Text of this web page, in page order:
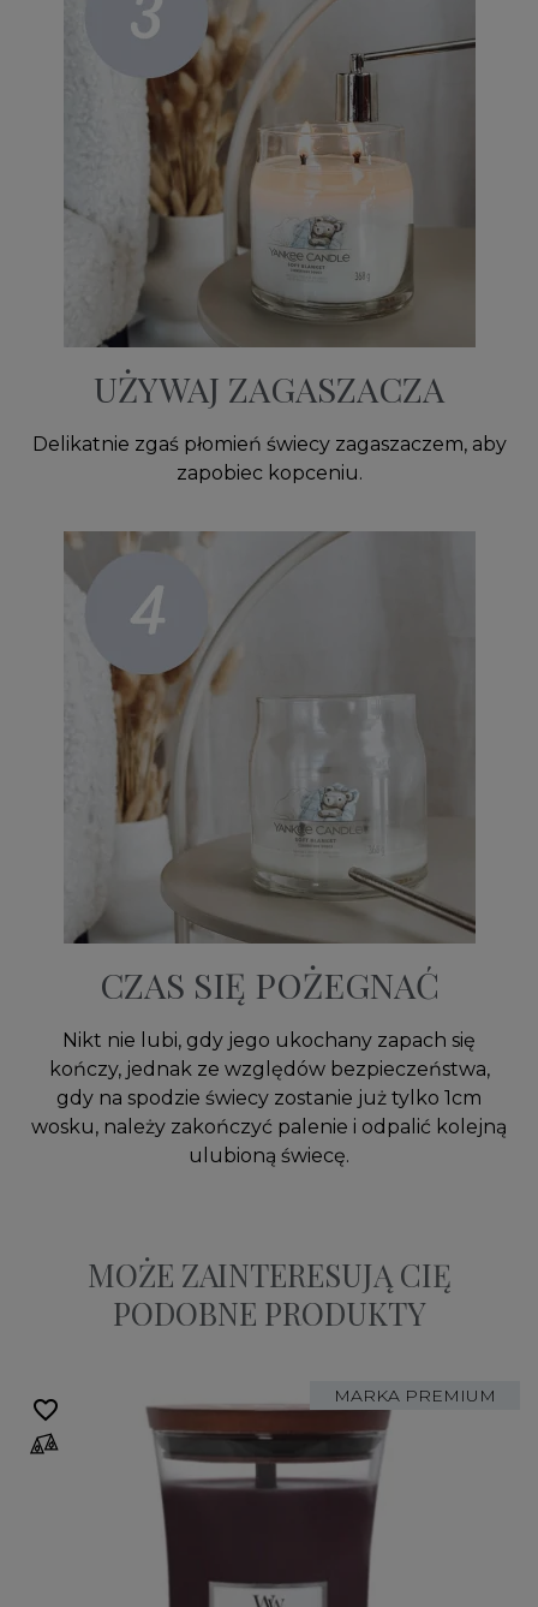
UŻYWAJ ZAGASZACZA
Delikatnie zgaś płomień świecy zagaszaczem, aby
zapobiec kopceniu.
CZAS SIĘ POŻEGNAĆ
Nikt nie lubi, gdy jego ukochany zapach się
kończy, jednak ze względów bezpieczeństwa,
gdy na spodzie świecy zostanie już tylko 1cm
wosku, należy zakończyć palenie i odpalić kolejną
ulubioną świecę.
MOŻE ZAINTERESUJĄ CIĘ
PODOBNE PRODUKTY
MARKA PREMIUM
favorite_border